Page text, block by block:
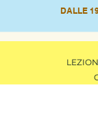
DALLE